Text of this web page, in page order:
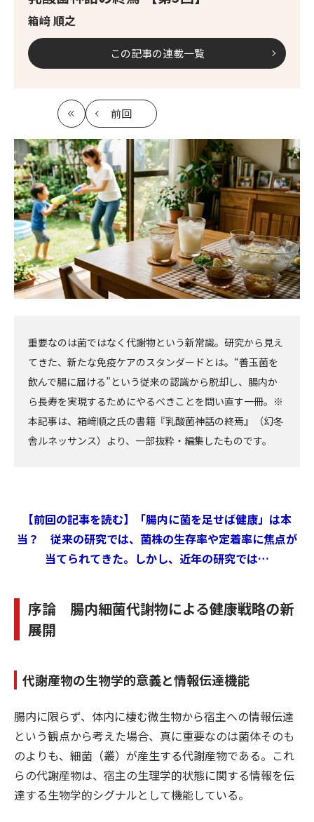
箱﨑 順之
この記事の連載一覧
最
初
前回
記
事
へ
重要なのは菌ではなく代謝物という新常識。研究から見え
てきた、新たな免疫ケアのスタンダードとは。“善玉菌を
飲んで腸に届ける”という従来の認識から脱却し、腸内か
ら長寿を実現するためにやるべきことを問い直す一冊。※
本記事は、箱﨑順之氏の書籍『乳酸菌神話の終焉』（幻冬
舎ルネッサンス）より、一部抜粋・編集したものです。
【前回の記事を読む】「腸内に菌を足せば健康」は本
当？ 従来の研究では、菌株の生存率や定着率に焦点が
当てられてきた。しかし、近年の研究では…
序論 腸内細菌代謝物による健康戦略の新
展開
代謝産物の生物学的意義と情報伝達機能
腸内に限らず、体内に棲む微生物から宿主への情報伝達
という観点から考えた場合、真に重要なのは菌体そのも
のよりも、細菌（叢）が産生する代謝産物である。これ
らの代謝産物は、宿主の生理学的状態に関する情報を伝
達する生物学的シグナルとして機能している。